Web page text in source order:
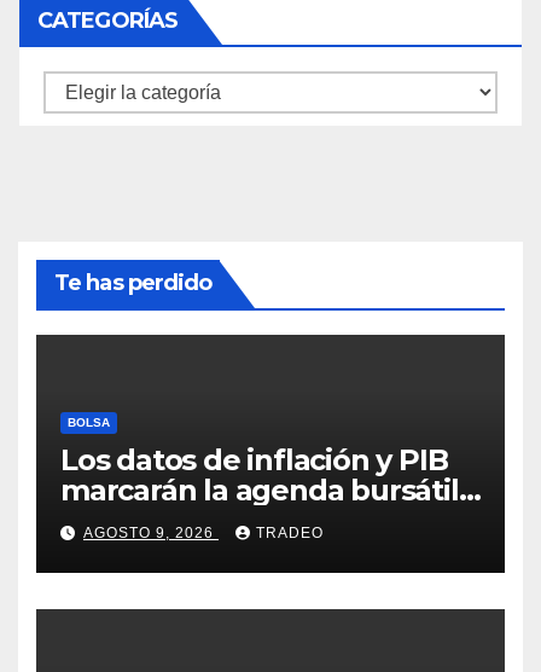
CATEGORÍAS
Categorías
Te has perdido
BOLSA
Los datos de inflación y PIB
marcarán la agenda bursátil
de la próxima semana
AGOSTO 9, 2026 TRADEO